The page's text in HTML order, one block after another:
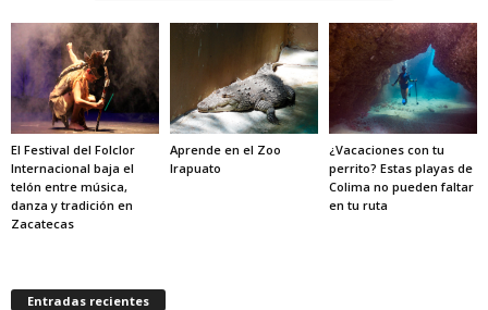
El Festival del Folclor
Internacional baja el
telón entre música,
danza y tradición en
Zacatecas
Aprende en el Zoo
Irapuato
¿Vacaciones con tu
perrito? Estas playas de
Colima no pueden faltar
en tu ruta
Entradas recientes